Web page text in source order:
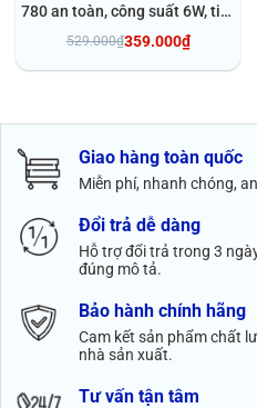
780 an toàn, công suất 6W, tiết
kiệm điện năng, bảo hành 1
529.000₫359.000₫
Giao hàng toàn quốc
Miễn phí, nhanh chóng,
Đổi trả dễ dàng
Hỗ trợ đổi trả trong 3
đúng mô tả.
Bảo hành chính hãng
Cam kết sản phẩm chất
nhà sản xuất.
Tư vấn tận tâm